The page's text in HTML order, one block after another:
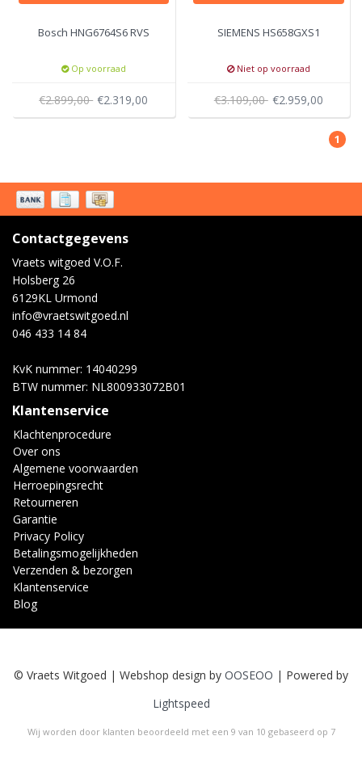
Bosch HNG6764S6 RVS
Op voorraad
€2.899,00 €2.319,00
SIEMENS HS658GXS1
Niet op voorraad
€3.109,00 €2.959,00
1
Contactgegevens
Vraets witgoed V.O.F.
Holsberg 26
6129KL Urmond
info@vraetswitgoed.nl
046 433 14 84
KvK nummer: 14040299
BTW nummer: NL800933072B01
Klantenservice
Klachtenprocedure
Over ons
Algemene voorwaarden
Herroepingsrecht
Retourneren
Garantie
Privacy Policy
Betalingsmogelijkheden
Verzenden & bezorgen
Klantenservice
Blog
© Vraets Witgoed | Webshop design by OOSEOO | Powered by
Lightspeed
Wij worden door klanten beoordeeld met een 9 van 10 gebaseerd op 7